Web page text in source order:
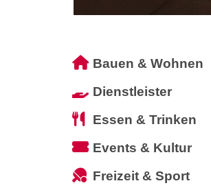
Bauen & Wohnen
Dienstleister
Essen & Trinken
Events & Kultur
Freizeit & Sport